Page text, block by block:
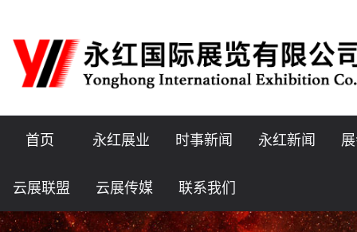
首页 永红展业 时事新闻 永红新闻
云展联盟 云展传媒 联系我们